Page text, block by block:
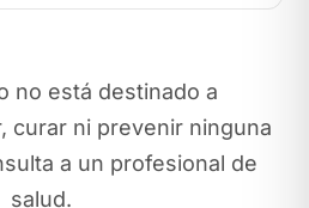
no está destinado a
curar ni prevenir ninguna
a un profesional de
salud.